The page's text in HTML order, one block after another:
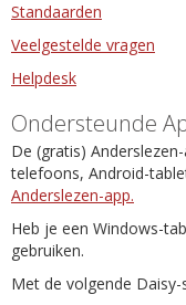
Standaarden
Veelgestelde vragen
Helpdesk
Ondersteunde
De (gratis)
telefoons, Android-
Anderslezen-app.
Heb je een Windows-
gebruiken.
Met de volgende